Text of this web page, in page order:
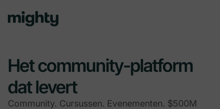
Het community-platform
dat levert
Community. Cursussen. Evenementen. $500M